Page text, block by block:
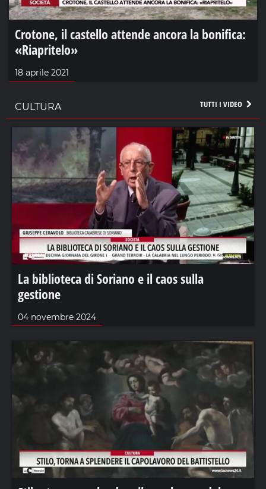
Crotone, il castello attende ancora la bonifica:
«Riapritelo»
18 aprile 2021
TUTTI I VIDEO
CULTURA
La biblioteca di Soriano e il caos sulla
gestione
04 novembre 2024